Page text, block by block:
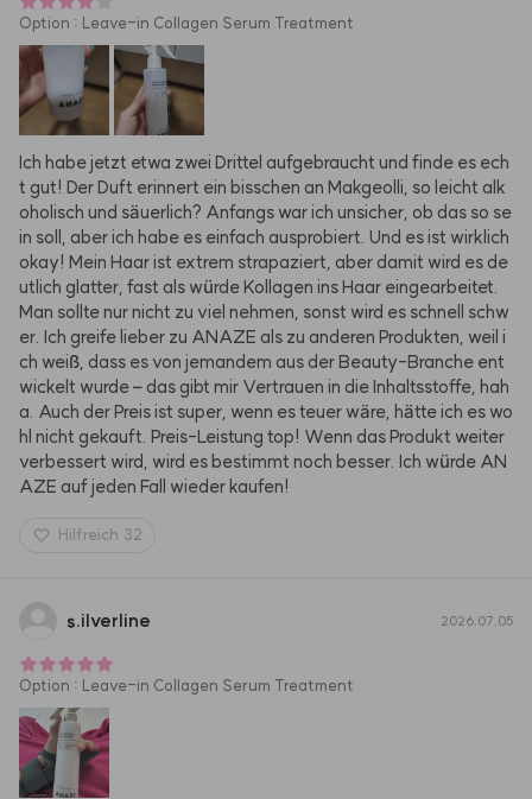
Option : Leave-in Collagen Serum Treatment
Ich habe jetzt etwa zwei Drittel aufgebraucht und finde es ech
t gut! Der Duft erinnert ein bisschen an Makgeolli, so leicht alk
oholisch und säuerlich? Anfangs war ich unsicher, ob das so se
in soll, aber ich habe es einfach ausprobiert. Und es ist wirklich
okay! Mein Haar ist extrem strapaziert, aber damit wird es de
utlich glatter, fast als würde Kollagen ins Haar eingearbeitet.
Man sollte nur nicht zu viel nehmen, sonst wird es schnell schw
er. Ich greife lieber zu ANAZE als zu anderen Produkten, weil i
ch weiß, dass es von jemandem aus der Beauty-Branche ent
wickelt wurde – das gibt mir Vertrauen in die Inhaltsstoffe, hah
a. Auch der Preis ist super, wenn es teuer wäre, hätte ich es wo
hl nicht gekauft. Preis-Leistung top! Wenn das Produkt weiter
verbessert wird, wird es bestimmt noch besser. Ich würde AN
AZE auf jeden Fall wieder kaufen!
Hilfreich 32
s.ilverline 2026.07.05
Option : Leave-in Collagen Serum Treatment